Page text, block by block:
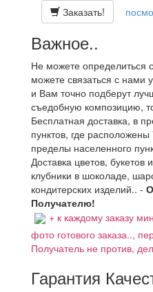
Заказать!
Важное..
Не можете определиться
можете связаться с
и Вам точно подберут
съедобную композицию,
Бесплатная доставка, в
пунктов, где расположены
пределы населенного
Доставка цветов, букетов
клубники в шоколаде,
кондитерских изделий.. -
Получателю!
+ к каждому заказу
фото готового заказа..,
Получатель не против,
Гарантия